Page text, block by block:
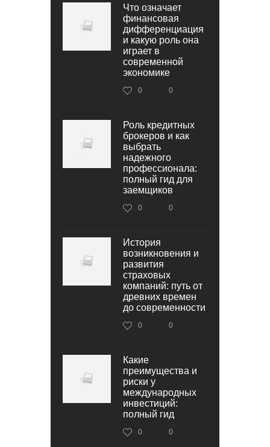
Что означает
финансовая
дифференциация
и какую роль она
играет в
современной
экономике
0 0
Роль кредитных
брокеров и как
выбрать
надежного
профессионала:
полный гид для
заемщиков
0 0
История
возникновения и
развития
страховых
компаний: путь от
древних времен
до современности
0 0
Какие
преимущества и
риски у
международных
инвестиций:
полный гид
0 0